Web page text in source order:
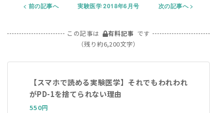
前の記事へ 実験医学 2018年6月号 次の記事へ
この記事は 有料記事 です
（残り約6,200文字）
【スマホで読める実験医学】それでもわれわれ
がPD-1を捨てられない理由
550円